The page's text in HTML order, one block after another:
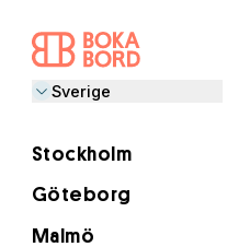
Sverige
Stockholm
Göteborg
Malmö